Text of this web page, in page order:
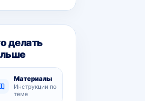
делать
Материалы
Инструкции по
теме